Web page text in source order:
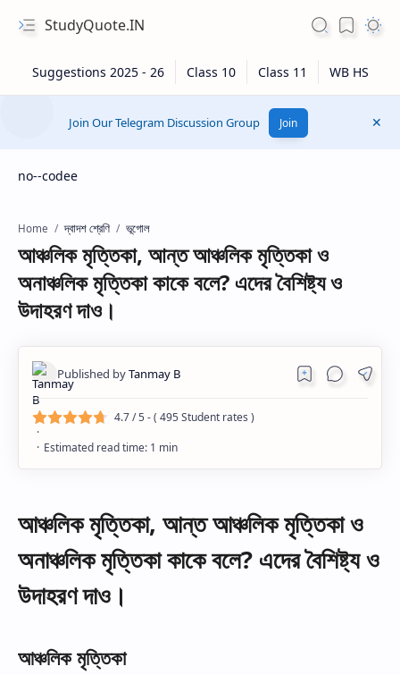
StudyQuote.IN
Join Our Telegram Discussion Group Join
no--codee
Home দ্বাদশ শ্রেণি ভূগোল
আঞ্চলিক মৃত্তিকা, আন্ত আঞ্চলিক মৃত্তিকা ও
অনাঞ্চলিক মৃত্তিকা কাকে বলে? এদের বৈশিষ্ট্য ও
উদাহরণ দাও।
4.7/ 5 - ( 495Student rates )
আঞ্চলিক মৃত্তিকা, আন্ত আঞ্চলিক মৃত্তিকা ও
অনাঞ্চলিক মৃত্তিকা কাকে বলে? এদের বৈশিষ্ট্য ও
উদাহরণ দাও।
আঞ্চলিক মৃত্তিকা